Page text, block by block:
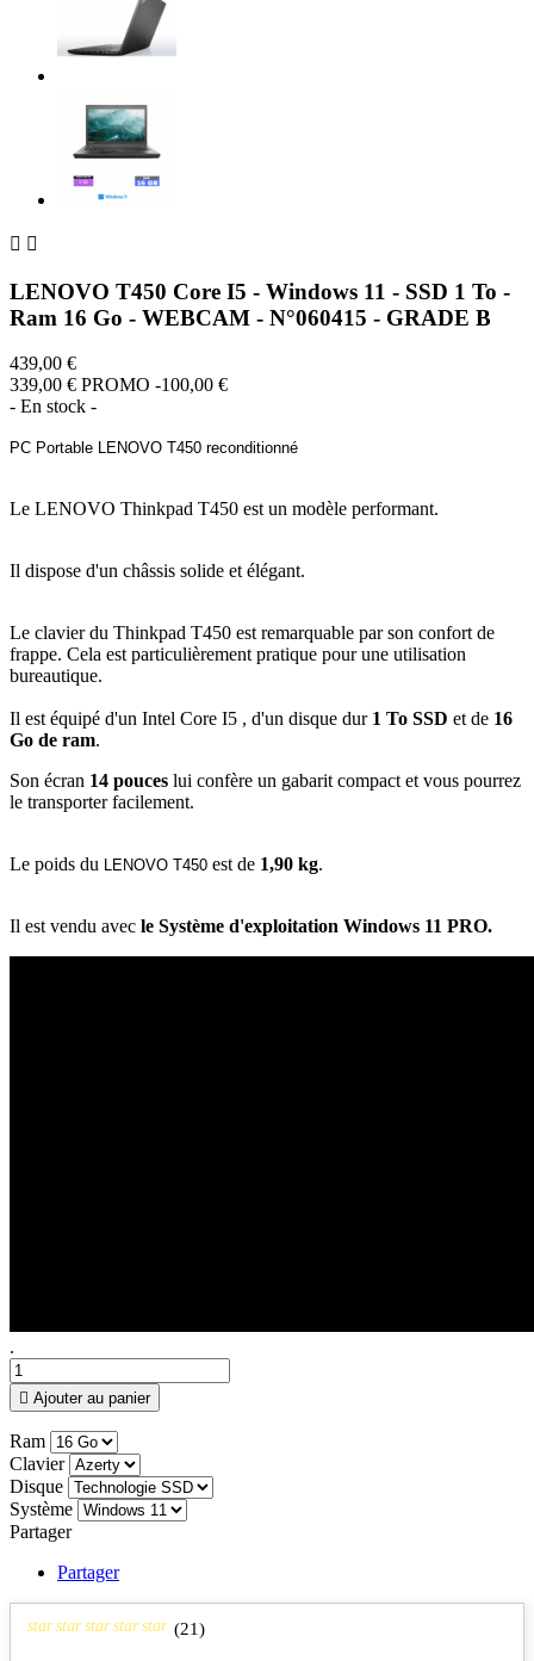
 
LENOVO T450 Core I5 - Windows 11 - SSD 1 To -
Ram 16 Go - WEBCAM - N°060415 - GRADE B
439,00 €
339,00 € PROMO -100,00 €
- En stock -
PC Portable LENOVO T450 reconditionné
Le LENOVO Thinkpad T450 est un modèle performant.
Il dispose d'un châssis solide et élégant.
Le clavier du Thinkpad T450 est remarquable par son confort de
frappe. Cela est particulièrement pratique pour une utilisation
bureautique.
Il est équipé d'un Intel Core I5 , d'un disque dur 1 To SSD et de 16
Go de ram.
Son écran 14 pouces lui confère un gabarit compact et vous pourrez
le transporter facilement.
Le poids du LENOVO T450 est de 1,90 kg.
Il est vendu avec le Système d'exploitation Windows 11 PRO.
.
 Ajouter au panier
Ram
Clavier
Disque
Système
Partager
Partager
star star star star star (21)